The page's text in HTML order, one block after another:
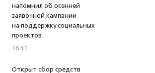
напомнил об осенней
заявочной кампании
на поддержку социальных
проектов
16:31
Открыт сбор средств